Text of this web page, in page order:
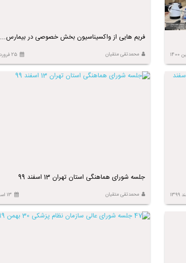
فریم هایی از واکسیناسیون بخش خصوصی در بیمارس...
محمدتقی متقیان 25 فروردین 1400
جلسه شورای هماهنگی استان تهران 13 اسفند 99
محمدتقی متقیان 13 اسفند 1399